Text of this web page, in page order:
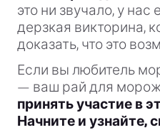
это ни звучало, у нас
дерзкая викторина,
доказать, что это
Если вы любитель
— ваш рай для
принять участие в
Начните и